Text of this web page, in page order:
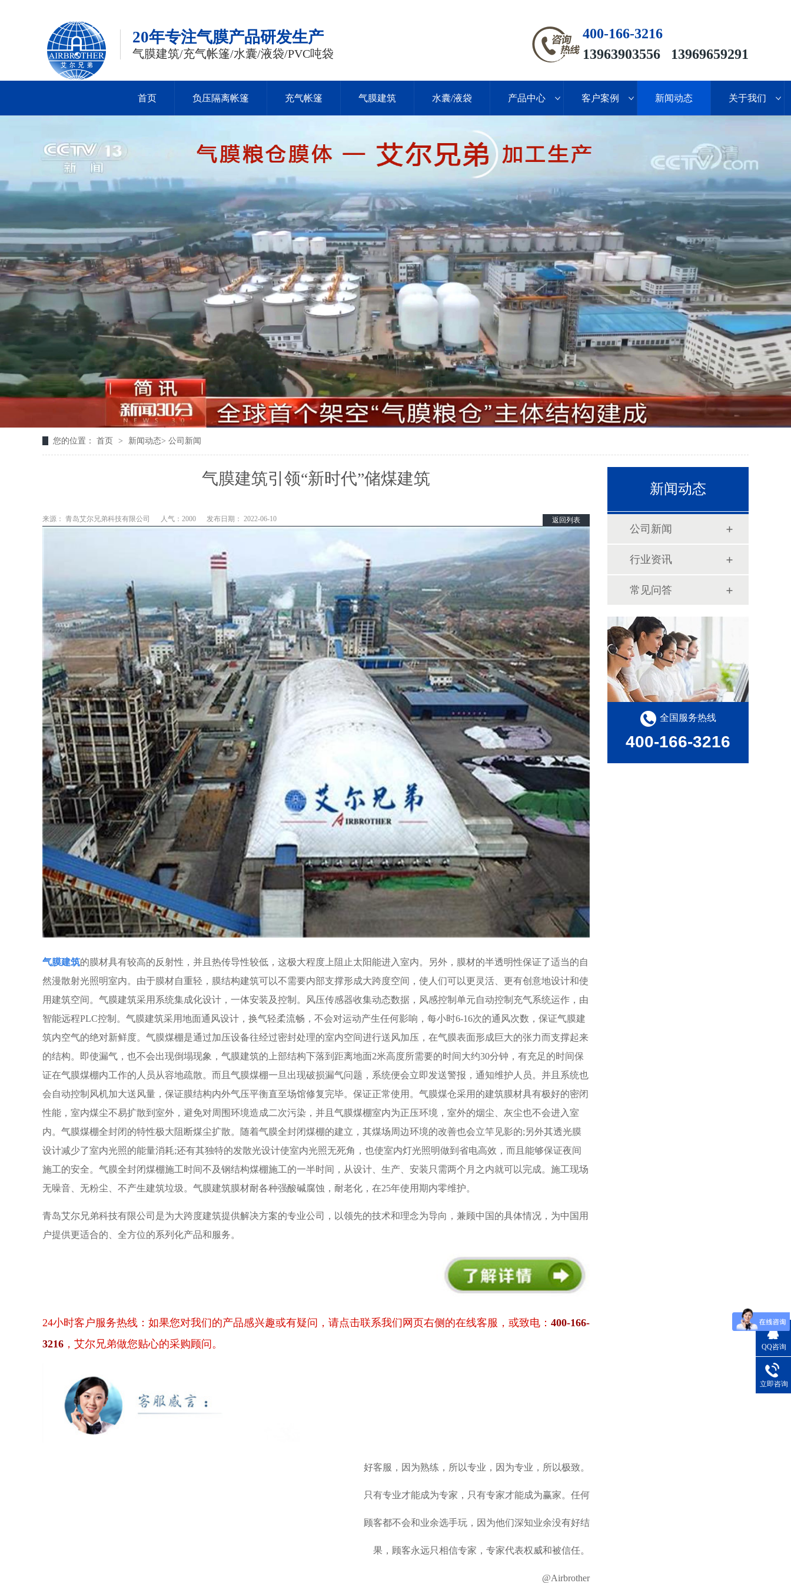
20年专注气膜产品研发生产
气膜建筑/充气帐篷/水囊/液袋/PVC吨袋
400-166-3216
13963903556 13969659291
首页 负压隔离帐篷 充气帐篷 气膜建筑 水囊/液袋 产品中心 客户案例 新闻动态 关于我们
您的位置： 首页 > 新闻动态> 公司新闻
气膜建筑引领“新时代”储煤建筑
返回列表
来源： 青岛艾尔兄弟科技有限公司 人气：2000 发布日期： 2022-06-10
气膜建筑的膜材具有较高的反射性，并且热传导性较低，这极大程度上阻止太阳能进入室内。另外，膜材的半透明性保证了适当的自
然漫散射光照明室内。由于膜材自重轻，膜结构建筑可以不需要内部支撑形成大跨度空间，使人们可以更灵活、更有创意地设计和使
用建筑空间。气膜建筑采用系统集成化设计，一体安装及控制。风压传感器收集动态数据，风感控制单元自动控制充气系统运作，由
智能远程PLC控制。气膜建筑采用地面通风设计，换气轻柔流畅，不会对运动产生任何影响，每小时6-16次的通风次数，保证气膜建
筑内空气的绝对新鲜度。气膜煤棚是通过加压设备往经过密封处理的室内空间进行送风加压，在气膜表面形成巨大的张力而支撑起来
的结构。即使漏气，也不会出现倒塌现象，气膜建筑的上部结构下落到距离地面2米高度所需要的时间大约30分钟，有充足的时间保
证在气膜煤棚内工作的人员从容地疏散。而且气膜煤棚一旦出现破损漏气问题，系统便会立即发送警报，通知维护人员。并且系统也
会自动控制风机加大送风量，保证膜结构内外气压平衡直至场馆修复完毕。保证正常使用。气膜煤仓采用的建筑膜材具有极好的密闭
性能，室内煤尘不易扩散到室外，避免对周围环境造成二次污染，并且气膜煤棚室内为正压环境，室外的烟尘、灰尘也不会进入室
内。气膜煤棚全封闭的特性极大阻断煤尘扩散。随着气膜全封闭煤棚的建立，其煤场周边环境的改善也会立竿见影的;另外其透光膜
设计减少了室内光照的能量消耗;还有其独特的发散光设计使室内光照无死角，也使室内灯光照明做到省电高效，而且能够保证夜间
施工的安全。气膜全封闭煤棚施工时间不及钢结构煤棚施工的一半时间，从设计、生产、安装只需两个月之内就可以完成。施工现场
无噪音、无粉尘、不产生建筑垃圾。气膜建筑膜材耐各种强酸碱腐蚀，耐老化，在25年使用期内零维护。
青岛艾尔兄弟科技有限公司是为大跨度建筑提供解决方案的专业公司，以领先的技术和理念为导向，兼顾中国的具体情况，为中国用
户提供更适合的、全方位的系列化产品和服务。
24小时客户服务热线：如果您对我们的产品感兴趣或有疑问，请点击联系我们网页右侧的在线客服，或致电： 400-166-
3216 ，艾尔兄弟做您贴心的采购顾问。
好客服，因为熟练，所以专业，因为专业，所以极致。
只有专业才能成为专家，只有专家才能成为赢家。任何
顾客都不会和业余选手玩，因为他们深知业余没有好结
果，顾客永远只相信专家，专家代表权威和被信任。
@Airbrother
新闻动态
公司新闻
行业资讯
常见问答
全国服务热线
400-166-3216
QQ咨询
立即咨询